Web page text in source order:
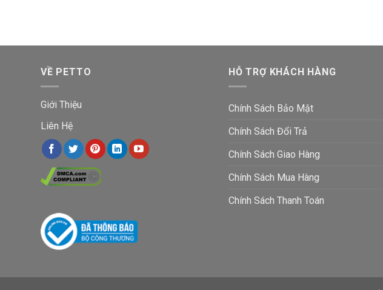
VỀ PETTO
Giới Thiệu
Liên Hệ
HỖ TRỢ KHÁCH HÀNG
Chính Sách Bảo Mật
Chính Sách Đổi Trả
Chính Sách Giao Hàng
Chính Sách Mua Hàng
Chính Sách Thanh Toán